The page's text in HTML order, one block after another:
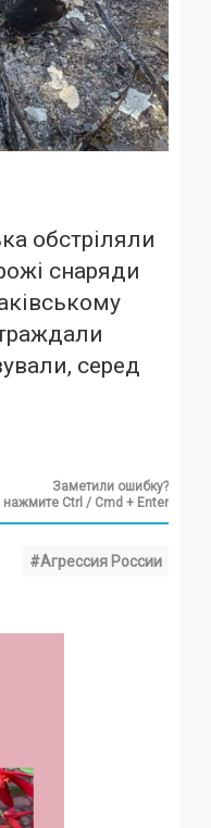
обстріляли
снаряди
серед
Заметили ошибку?
Ctrl / Cmd + Enter
#Агрессия России